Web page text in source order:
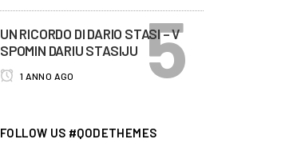
UN RICORDO DI DARIO STASI – V
SPOMIN DARIU STASIJU
1 ANNO AGO
FOLLOW US #QODETHEMES